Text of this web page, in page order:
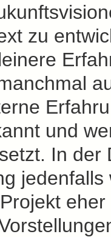
zu
und
In der
jedenfalls